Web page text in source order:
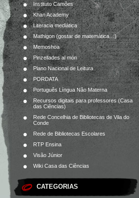
Instituto Camões
Khan Academy
Literacia mediática
Mathigon (gostar de matemática…)
Memoshoa
Pinzellades al món
Plano Nacional de Leitura
PORDATA
Português Língua Não Materna
Recursos digitais para professores (Casa
das Ciências)
Rede Concelhia de Bibliotecas de Vila do
Conde
Rede de Bibliotecas Escolares
RTP Ensina
Visão Júnior
Wiki Casa das Ciências
CATEGORIAS